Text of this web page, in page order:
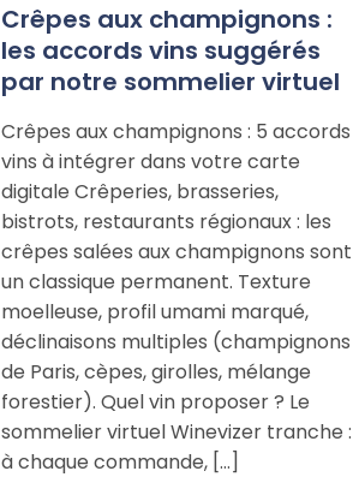
Crêpes aux champignons :
les accords vins suggérés
par notre sommelier virtuel
Crêpes aux champignons : 5 accords
vins à intégrer dans votre carte
digitale Crêperies, brasseries,
bistrots, restaurants régionaux : les
crêpes salées aux champignons sont
un classique permanent. Texture
moelleuse, profil umami marqué,
déclinaisons multiples (champignons
de Paris, cèpes, girolles, mélange
forestier). Quel vin proposer ? Le
sommelier virtuel Winevizer tranche :
à chaque commande, […]